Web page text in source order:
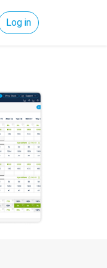
Log in